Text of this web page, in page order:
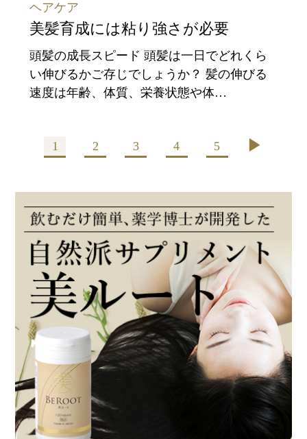
ヘアケア
美髪育成には粘り強さが必要
頭髪の成長スピード 頭髪は一日でどれくら
い伸びるかご存じでしょうか？ 髪の伸びる
速度は年齢、体質、栄養状態や体…
1 2 3 4 5 ▶︎